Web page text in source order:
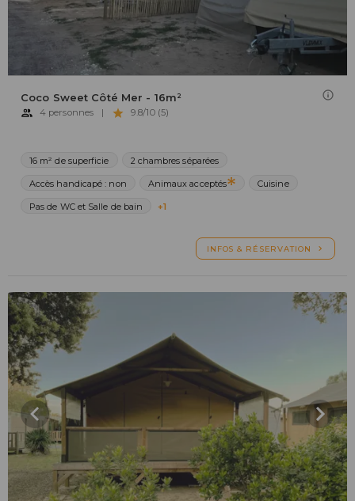
Coco Sweet Côté Mer - 16m²
4 personnes | 9.8/10 (5)
16 m² de superficie 2 chambres séparées
Accès handicapé : non Animaux acceptés Cuisine
Pas de WC et Salle de bain +1
INFOS & RÉSERVATION